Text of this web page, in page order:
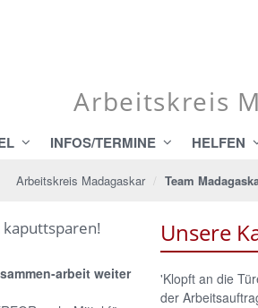
Arbeitskreis
INFOS/TERMINE HELFEN
Arbeitskreis Madagaskar Team
kaputtsparen!
arbeit weiter
Unsere
'Klopft an die
der